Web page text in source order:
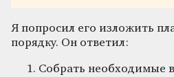
Я попросил его изложить
порядку. Он ответил:
Собрать необходимые